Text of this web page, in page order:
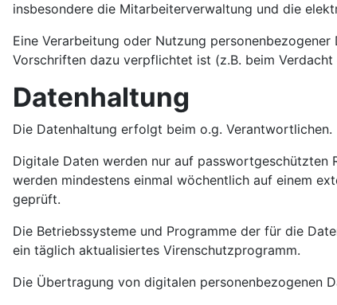
insbesondere die Mitarbeiterverwaltung und die
Eine Verarbeitung oder Nutzung
Vorschriften dazu verpflichtet ist (z.B. beim
Datenhaltung
Die Datenhaltung erfolgt beim o.g. Verantwortlichen.
Digitale Daten werden nur auf passwortgeschützten
werden mindestens einmal wöchentlich auf einem
geprüft.
Die Betriebssysteme und Programme der für die
ein täglich aktualisiertes Virenschutzprogramm.
Die Übertragung von digitalen personenbezogenen